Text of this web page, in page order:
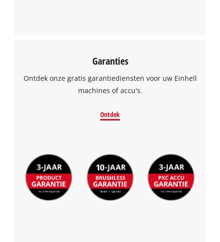
Garanties
Ontdek onze gratis garantiediensten voor uw Einhell
machines of accu's.
Ontdek